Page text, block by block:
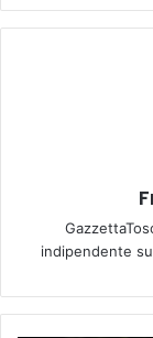
indipendente